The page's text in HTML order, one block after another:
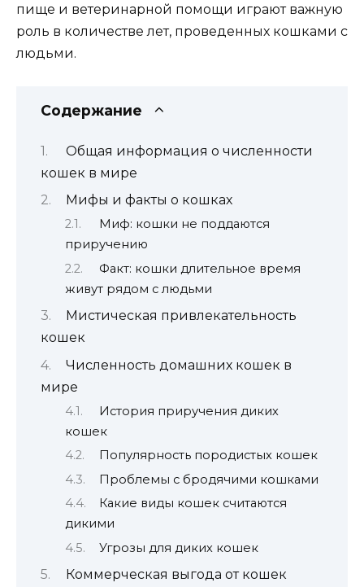
пище и ветеринарной помощи играют важную
роль в количестве лет, проведенных кошками с
людьми.
Содержание
Общая информация о численности
кошек в мире
Мифы и факты о кошках
Миф: кошки не поддаются
приручению
Факт: кошки длительное время
живут рядом с людьми
Мистическая привлекательность
кошек
Численность домашних кошек в
мире
История приручения диких
кошек
Популярность породистых кошек
Проблемы с бродячими кошками
Какие виды кошек считаются
дикими
Угрозы для диких кошек
Коммерческая выгода от кошек